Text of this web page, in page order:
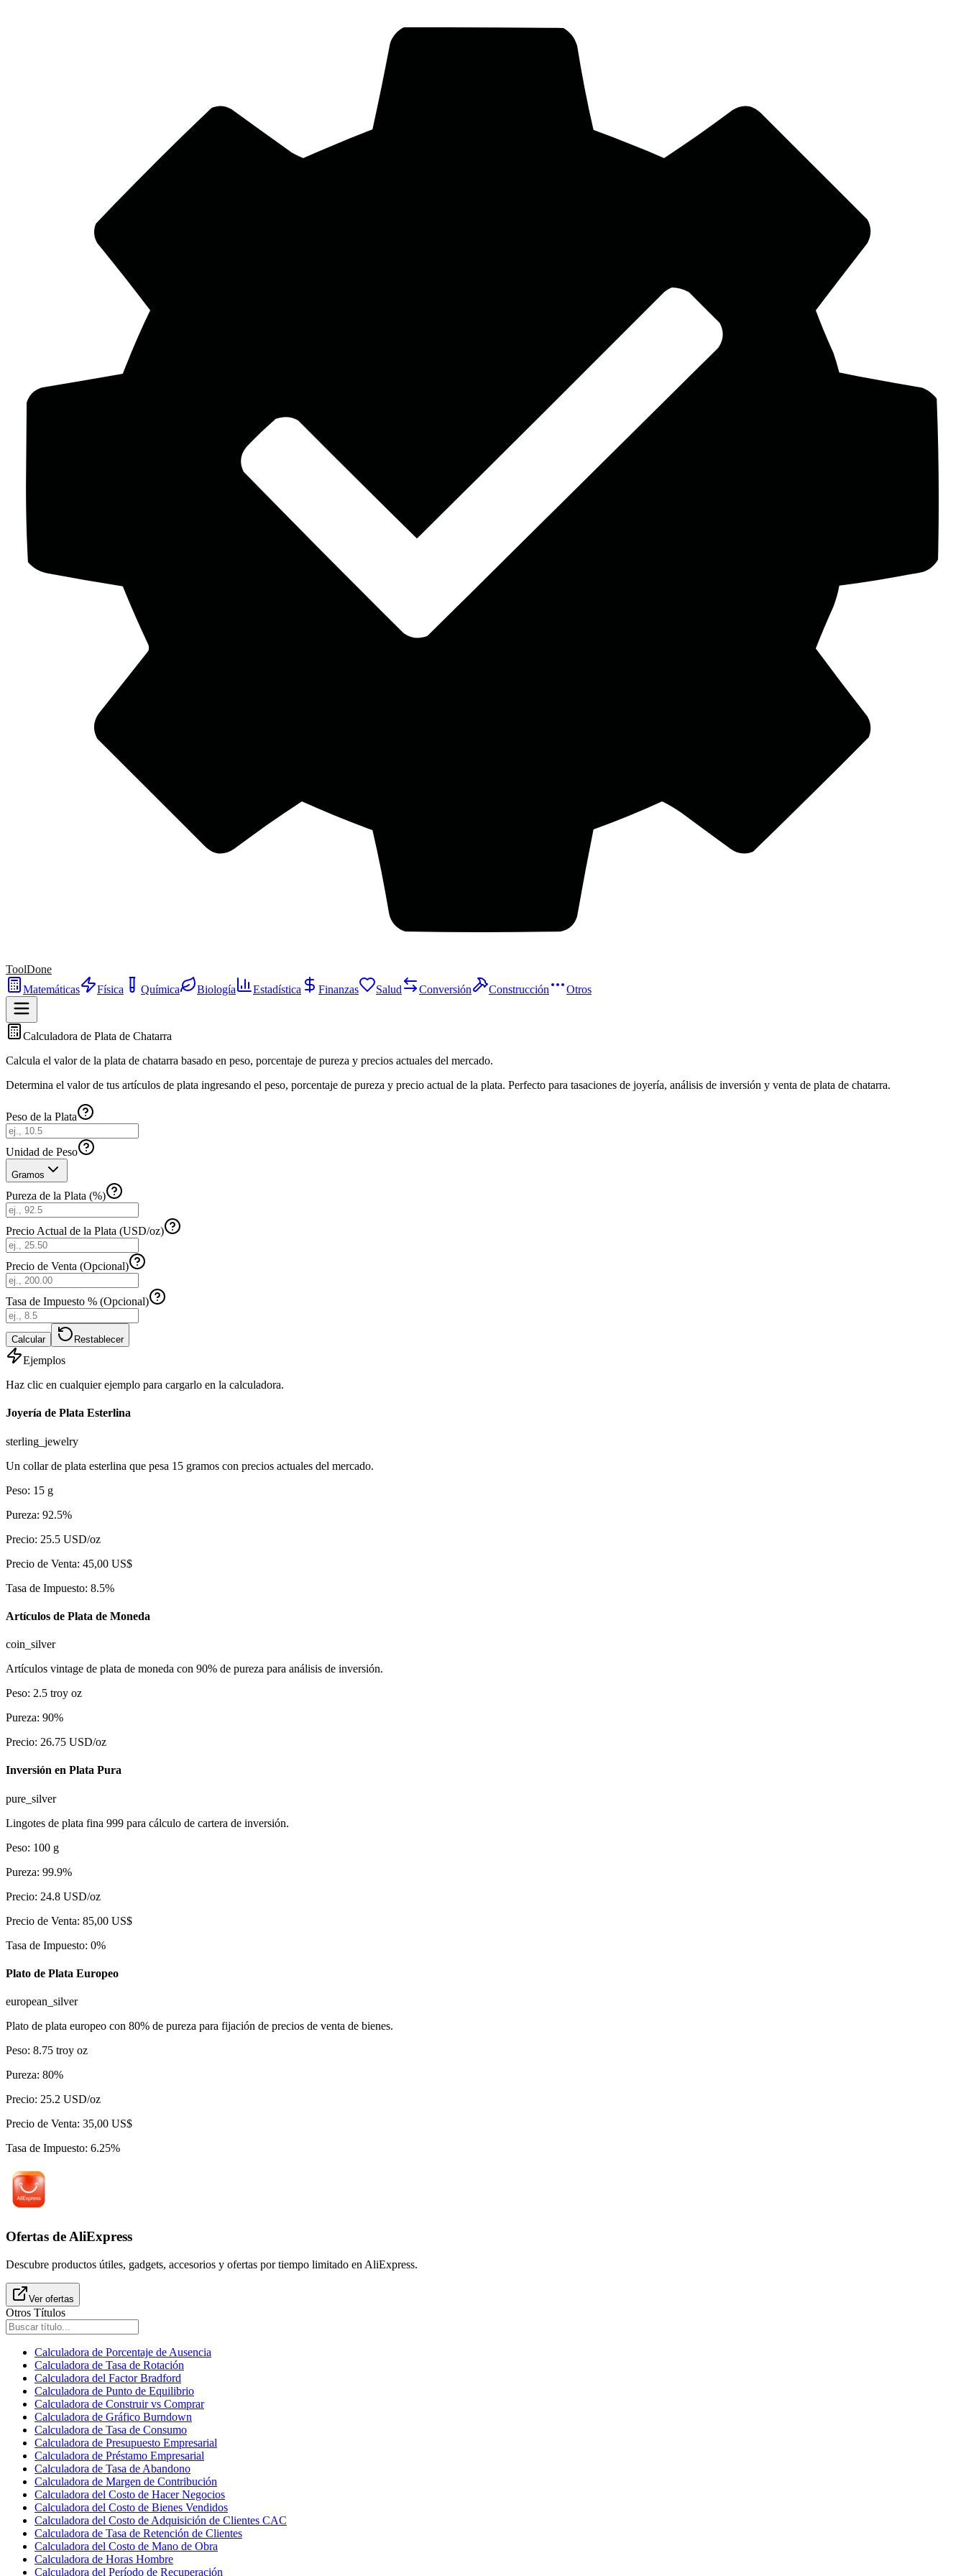
ToolDone
Matemáticas
Física Química Biología Estadística Finanzas Salud Conversión Construcción Otros
Calculadora de Plata de Chatarra
Calcula el valor de la plata de chatarra basado en peso, porcentaje de pureza y precios actuales del mercado.
Determina el valor de tus artículos de plata ingresando el peso, porcentaje de pureza y precio actual de la plata. Perfecto para tasaciones de joyería, análisis de inversión y venta de plata de chatarra.
Peso de la Plata
Unidad de Peso
Gramos
Pureza de la Plata (%)
Precio Actual de la Plata (USD/oz)
Precio de Venta (Opcional)
Tasa de Impuesto % (Opcional)
Calcular Restablecer
Ejemplos
Haz clic en cualquier ejemplo para cargarlo en la calculadora.
Joyería de Plata Esterlina
sterling_jewelry
Un collar de plata esterlina que pesa 15 gramos con precios actuales del mercado.
Peso: 15 g
Pureza: 92.5%
Precio: 25.5 USD/oz
Precio de Venta: 45,00 US$
Tasa de Impuesto: 8.5%
Artículos de Plata de Moneda
coin_silver
Artículos vintage de plata de moneda con 90% de pureza para análisis de inversión.
Peso: 2.5 troy oz
Pureza: 90%
Precio: 26.75 USD/oz
Inversión en Plata Pura
pure_silver
Lingotes de plata fina 999 para cálculo de cartera de inversión.
Peso: 100 g
Pureza: 99.9%
Precio: 24.8 USD/oz
Precio de Venta: 85,00 US$
Tasa de Impuesto: 0%
Plato de Plata Europeo
european_silver
Plato de plata europeo con 80% de pureza para fijación de precios de venta de bienes.
Peso: 8.75 troy oz
Pureza: 80%
Precio: 25.2 USD/oz
Precio de Venta: 35,00 US$
Tasa de Impuesto: 6.25%
Ofertas de AliExpress
Descubre productos útiles, gadgets, accesorios y ofertas por tiempo limitado en AliExpress.
Ver ofertas
Otros Títulos
Calculadora de Porcentaje de Ausencia
Calculadora de Tasa de Rotación
Calculadora del Factor Bradford
Calculadora de Punto de Equilibrio
Calculadora de Construir vs Comprar
Calculadora de Gráfico Burndown
Calculadora de Tasa de Consumo
Calculadora de Presupuesto Empresarial
Calculadora de Préstamo Empresarial
Calculadora de Tasa de Abandono
Calculadora de Margen de Contribución
Calculadora del Costo de Hacer Negocios
Calculadora del Costo de Bienes Vendidos
Calculadora del Costo de Adquisición de Clientes CAC
Calculadora de Tasa de Retención de Clientes
Calculadora del Costo de Mano de Obra
Calculadora de Horas Hombre
Calculadora del Período de Recuperación